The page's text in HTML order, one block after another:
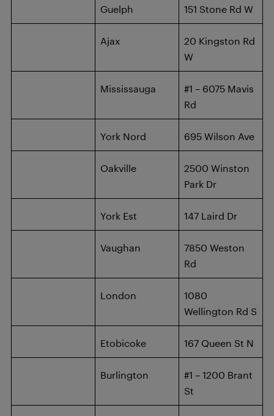
Guelph 151 Stone Rd W
Ajax
20 Kingston Rd
W
Mississauga
#1 – 6075 Mavis
Rd
York Nord 695 Wilson Ave
Oakville
2500 Winston
Park Dr
York Est 147 Laird Dr
Vaughan
7850 Weston
Rd
London
1080
Wellington Rd S
Etobicoke 167 Queen St N
Burlington
#1 – 1200 Brant
St